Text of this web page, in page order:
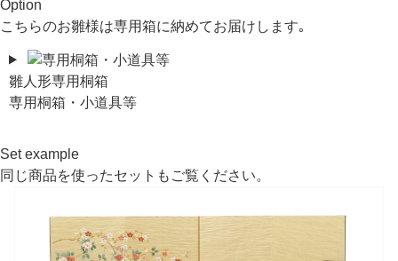
Option
こちらのお雛様は専用箱に納めてお届けします｡
雛人形専用桐箱
専用桐箱・小道具等
Set example
同じ商品を使ったセットもご覧ください。